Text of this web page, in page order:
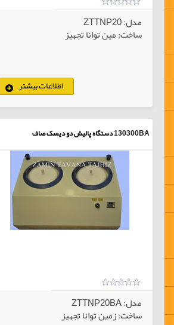
مدل: ZTTNP20
ساخت: مین توانا تجهیز
اطلاعات بیشتر
کالاهای
130300BAدستگاه پالیش دو دیسک صاف
مدل: ZTTNP20BA
ساخت: زمین توانا تجهیز